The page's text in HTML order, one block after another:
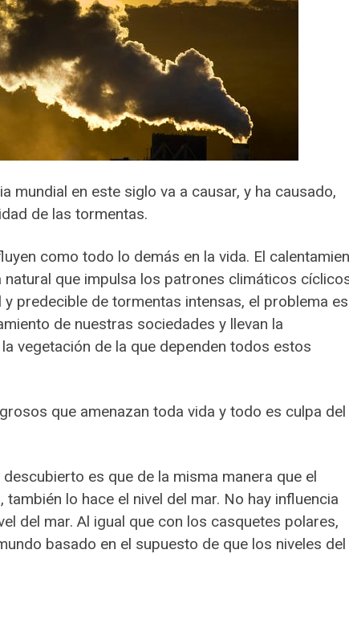
mundial en este siglo va a causar, y ha causado,
de las tormentas.
como todo lo demás en la vida. El
que impulsa los patrones climáticos
predecible de tormentas intensas, el problema es
de nuestras sociedades y llevan la
vegetación de la que dependen todos estos
que amenazan toda vida y todo es culpa del
es que de la misma manera que el
lo hace el nivel del mar. No hay influencia
del mar. Al igual que con los casquetes polares,
basado en el supuesto de que los niveles del